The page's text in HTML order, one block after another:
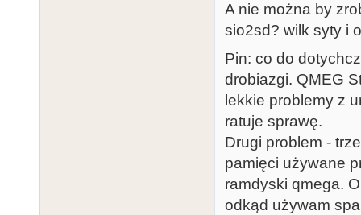
A nie można by
sio2sd? wilk syty i
Pin: co do
drobiazgi. QMEG
lekkie problemy z
ratuje sprawę.
Drugi problem -
pamięci używane
ramdyski qmega.
odkąd używam